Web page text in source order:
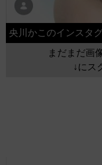
央川かこのインスタ
まだまだ画
↓にス